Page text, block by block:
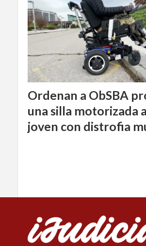
Ordenan a ObSBA
una silla motorizada
joven con distrofia